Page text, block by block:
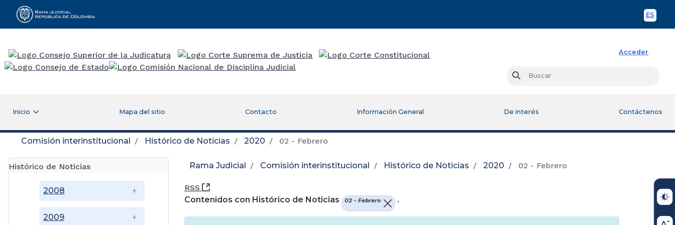
ES
Rama Judicial
Acceder
Buscar
Inicio Mapa del sitio Contacto Información General De interés Contáctenos
Comisión interinstitucional Histórico de Noticias 2020 02 - Febrero
Histórico de Noticias
2008
2009
Rama Judicial Comisión interinstitucional Histórico de Noticias 2020 02 - Febrero
RSS
(Abre una nueva ventana)
Contenidos con Histórico de Noticias
02 - Febrero .